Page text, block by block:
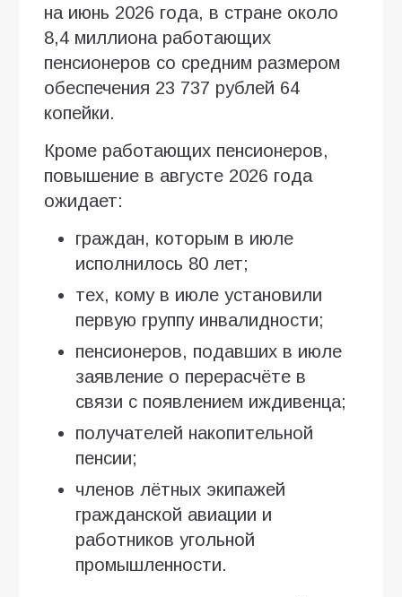
на июнь 2026 года, в стране около
8,4 миллиона работающих
пенсионеров со средним размером
обеспечения 23 737 рублей 64
копейки.
Кроме работающих пенсионеров,
повышение в августе 2026 года
ожидает:
граждан, которым в июле
исполнилось 80 лет;
тех, кому в июле установили
первую группу инвалидности;
пенсионеров, подавших в июле
заявление о перерасчёте в
связи с появлением иждивенца;
получателей накопительной
пенсии;
членов лётных экипажей
гражданской авиации и
работников угольной
промышленности.